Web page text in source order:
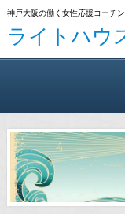
神戸大阪の働く女性応援コーチ
ライトハウ